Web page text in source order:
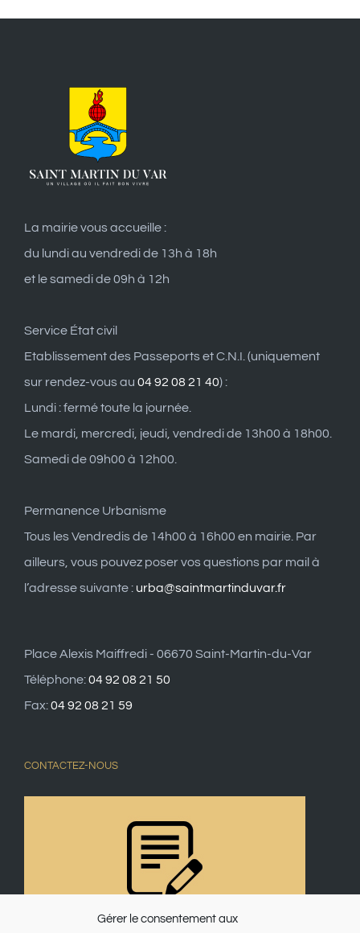
Gérer le consentement aux
La mairie vous accueille :
du lundi au vendredi de 13h à 18h
et le samedi de 09h à 12h
Service État civil
Etablissement des Passeports et C.N.I. (uniquement
sur rendez-vous au 04 92 08 21 40) :
Lundi : fermé toute la journée.
Le mardi, mercredi, jeudi, vendredi de 13h00 à 18h00.
Samedi de 09h00 à 12h00.
Permanence Urbanisme
Tous les Vendredis de 14h00 à 16h00 en mairie. Par
ailleurs, vous pouvez poser vos questions par mail à
l’adresse suivante : urba@saintmartinduvar.fr
Place Alexis Maiffredi - 06670 Saint-Martin-du-Var
Téléphone:04 92 08 21 50
Fax:04 92 08 21 59
CONTACTEZ-NOUS